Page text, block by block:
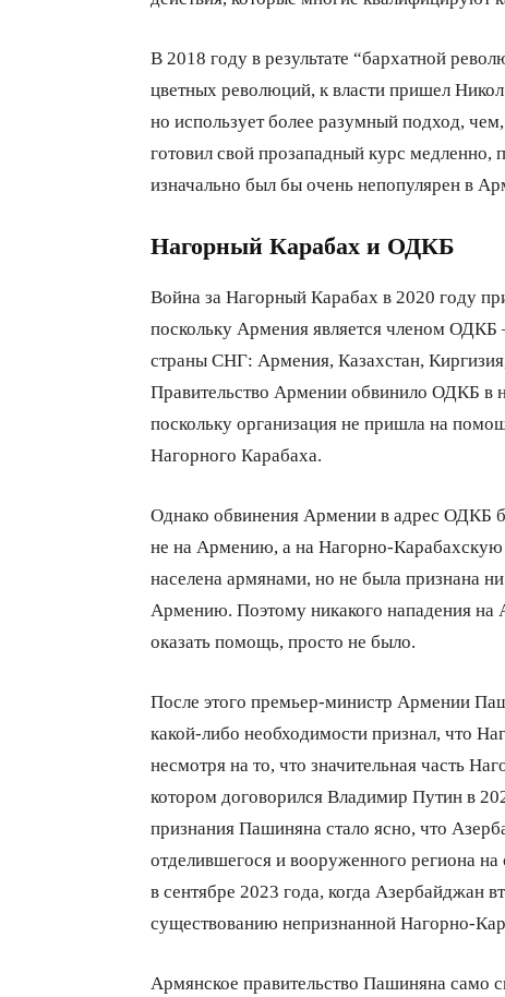
В 2018 году в результате “бархатной
цветных революций, к власти пришел
но использует более разумный подход,
готовил свой прозападный курс медленно,
изначально был бы очень непопулярен в
Нагорный Карабах и ОДКБ
Война за Нагорный Карабах в 2020 году
поскольку Армения является членом
страны СНГ: Армения, Казахстан,
Правительство Армении обвинило ОДКБ в
поскольку организация не пришла на
Нагорного Карабаха.
Однако обвинения Армении в адрес ОДКБ
не на Армению, а на Нагорно-Карабахскую
населена армянами, но не была признана
Армению. Поэтому никакого нападения
оказать помощь, просто не было.
После этого премьер-министр Армении
какой-либо необходимости признал, что
несмотря на то, что значительная часть
котором договорился Владимир Путин в
признания Пашиняна стало ясно, что
отделившегося и вооруженного региона
в сентябре 2023 года, когда Азербайджан
существованию непризнанной Нагорно-
Армянское правительство Пашиняна само